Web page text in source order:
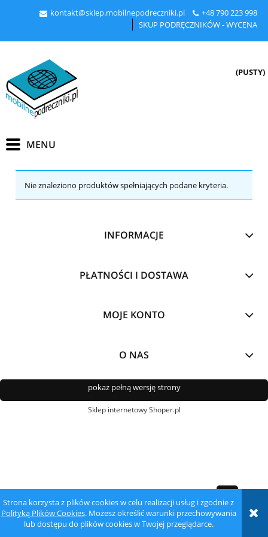
Strona korzysta z plików cookies w celu realizacji usług i zgodnie z
Polityką Plików Cookies. Możesz określić warunki przechowywania
lub dostępu do plików cookies w Twojej przeglądarce.
kontakt@sklep.mobilnepodreczniki.pl +48790 223 998
SKUP PODRĘCZNIKÓW - WYCENA
(PUSTY)
Nie znaleziono produktów spełniających podane kryteria.
INFORMACJE
PŁATNOŚCI I DOSTAWA
MOJE KONTO
O NAS
pokaż pełną wersję strony
Sklep internetowy Shoper.pl